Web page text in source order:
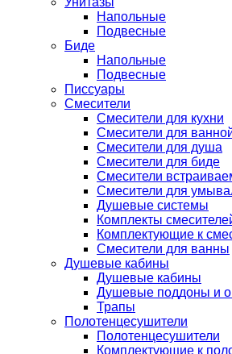
Напольные
Подвесные
Биде
Напольные
Подвесные
Писсуары
Смесители
Смесители для кухни
Смесители для
Смесители для душа
Смесители для биде
Смесители
Смесители для
Душевые системы
Комплекты
Комплектующие к
Смесители для ванны
Душевые кабины
Душевые кабины
Душевые поддоны и
Трапы
Полотенцесушители
Полотенцесушители
Комплектующие к